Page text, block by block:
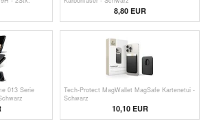
8,80 EUR
013 Serie
Tech-Protect MagWallet MagSafe Kartenetui -
Schwarz
10,10 EUR